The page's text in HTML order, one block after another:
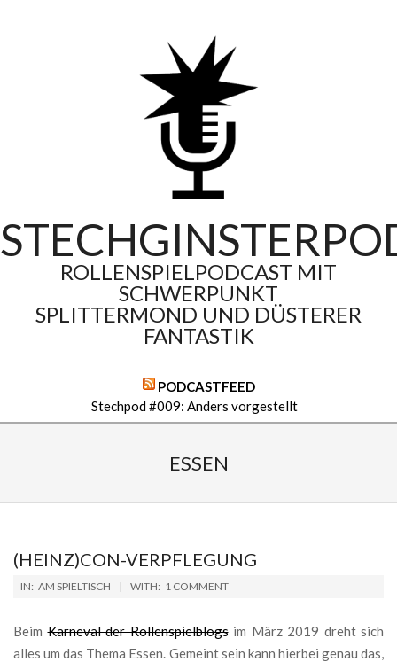
ROLLENSPIELPODCAST MIT
SCHWERPUNKT
SPLITTERMOND UND DÜSTERER
FANTASTIK
PODCASTFEED
Stechpod #009: Anders vorgestellt
ESSEN
(HEINZ)CON-VERPFLEGUNG
2019-
18
IN: AM SPIELTISCH WITH: 1 COMMENT
BeimKarneval der Rollenspielblogsim März 2019 dreht sich
alles um das Thema Essen. Gemeint sein kann hierbei genau das,